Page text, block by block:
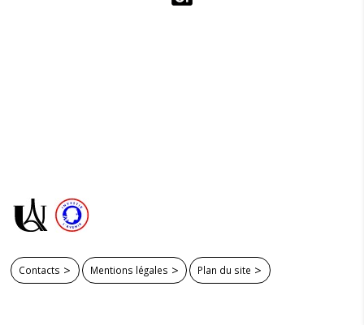
Contacts Mentions légales Plan du site